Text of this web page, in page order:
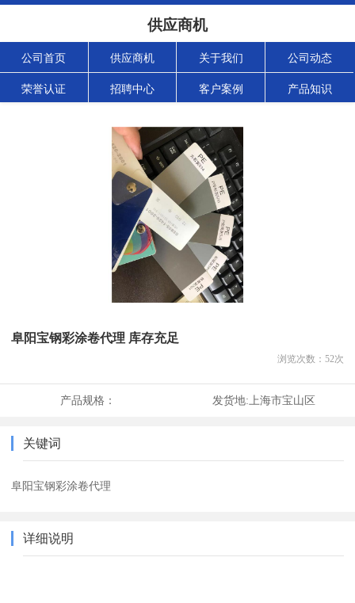
供应商机
公司首页 供应商机 关于我们 公司动态
荣誉认证 招聘中心 客户案例 产品知识
阜阳宝钢彩涂卷代理 库存充足
浏览次数： 52次
产品规格： 发货地: 上海市宝山区
关键词
阜阳宝钢彩涂卷代理
详细说明